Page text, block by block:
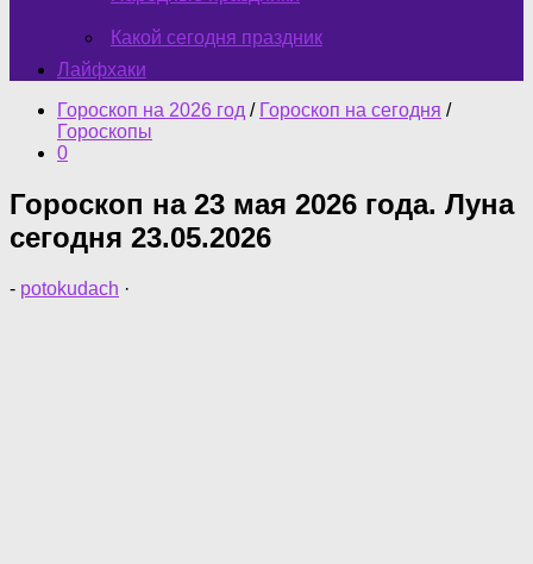
Какой сегодня праздник
Лайфхаки
Гороскоп на 2026 год / Гороскоп на сегодня /
Гороскопы
0
Гороскоп на 23 мая 2026 года. Луна
сегодня 23.05.2026
- potokudach ·